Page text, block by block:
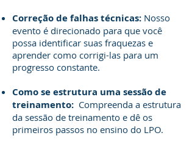
Correção de falhas técnicas: Nosso
evento é direcionado para que você
possa identificar suas fraquezas e
aprender como corrigi-las para um
progresso constante.
Como se estrutura uma sessão de
treinamento: Compreenda a estrutura
da sessão de treinamento e dê os
primeiros passos no ensino do LPO.